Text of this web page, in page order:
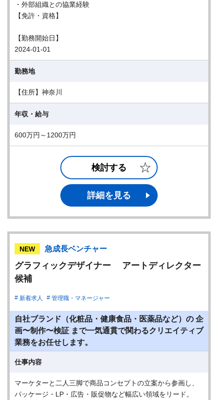
・外部組織との協業経験
【免許・資格】
【勤務開始日】
2024-01-01
勤務地
【住所】神奈川
年収・給与
600万円～1200万円
検討する
詳細を見る
NEW 急成長ベンチャー
グラフィックデザイナー アートディレクター
候補
新着求人 管理職・マネージャー
自社ブランド（化粧品・健康食品・医薬品など）の 企
画〜制作〜検証 まで一気通貫で関わるクリエイティブ
業務をお任せします。
仕事内容
マーケターと二人三脚で商品コンセプトの立案から参画し、
パッケージ・LP・広告・販促物など幅広い領域をリード。